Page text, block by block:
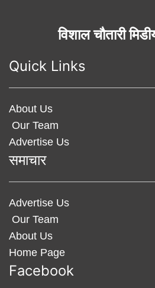
विशाल चौतारी
Quick Links
About Us
Our Team
Advertise Us
समाचार
Advertise Us
Our Team
About Us
Home Page
Facebook